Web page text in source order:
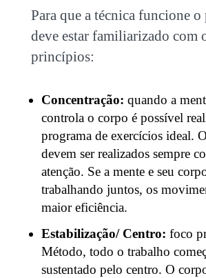
Para que a técnica funcione o
deve estar familiarizado com
princípios:
Concentração: quando a
controla o corpo é possível
programa de exercícios ideal.
devem ser realizados sempre
atenção. Se a mente e seu
trabalhando juntos, os
maior eficiência.
Estabilização/ Centro: foco
Método, todo o trabalho
sustentado pelo centro. O